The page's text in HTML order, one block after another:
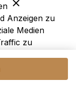
Anzeigen zu
Medien
zu
Partner für
weiter. Diese